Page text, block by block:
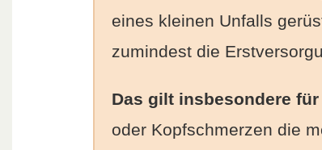
eines kleinen Unfalls
zumindest die
Das gilt insbesondere
oder Kopfschmerzen die